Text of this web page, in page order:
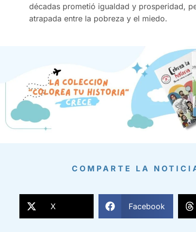
décadas prometió igualdad y prosperidad,
atrapada entre la pobreza y el miedo.
COMPARTE LA
X Facebook